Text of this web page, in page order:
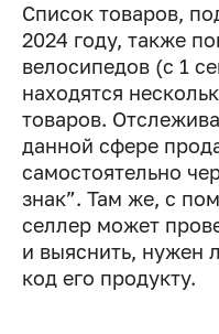
Список товаров,
2024 году, также
велосипедов (с 1
находятся
товаров.
данной сфере
самостоятельно
знак”. Там же, с
селлер может
и выяснить, нужен
код его продукту.